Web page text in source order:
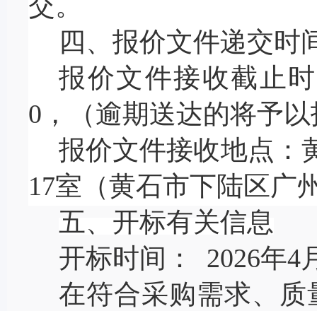
四、报价文件递交时
报价文件接收截止
0，
（逾期送达的将予
报价文件接收地点：
17室 （黄石市下陆区广
五、 开标有关信息
开标时间：
2026年4
在符合采购需求、